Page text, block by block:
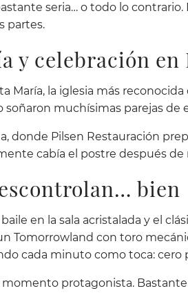
seria… o todo lo
partes.
y celebración
María, la iglesia más
muchísimas parejas de
donde Pilsen Restauración
cabía el postre después de
bien
en la sala acristalada y el
Tomorrowland con toro
cada minuto como toca: cero
protagonista.